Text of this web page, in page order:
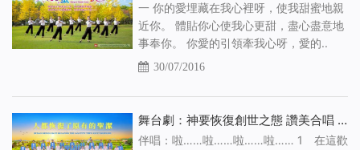
一 你的愛埋藏在我心裡呀，使我甜蜜地親
近你。 體貼你心使我心更甜，盡心盡意地
事奉你。 你愛的引領牽我心呀，愛的..
30/07/2016
舞台劇：神要恢復創世之態 讚美合唱 第十三輯
伴唱：啦……啦……啦……啦…… 1 在這歡